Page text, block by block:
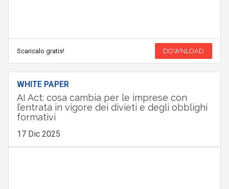
Scaricalo gratis! DOWNLOAD
WHITE PAPER
AI Act: cosa cambia per le imprese con
l’entrata in vigore dei divieti e degli obblighi
formativi
17 Dic 2025